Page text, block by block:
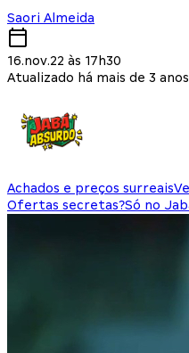
Saori Almeida
16.nov.22 às 17h30
Atualizado há mais de 3 anos
Achados e preços surreais
Ofertas secretas?Só no